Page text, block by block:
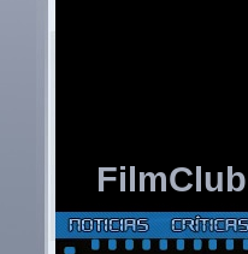
FilmClub